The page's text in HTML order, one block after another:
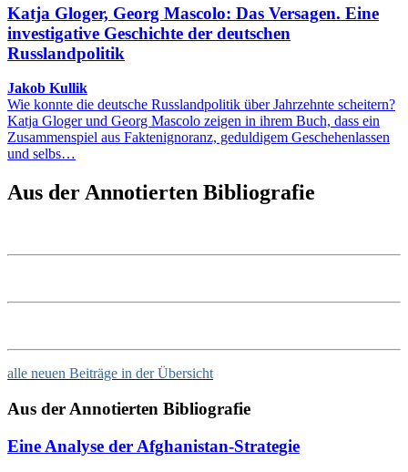
Katja Gloger, Georg Mascolo: Das Versagen. Eine
investigative Geschichte der deutschen
Russlandpolitik
Jakob Kullik
Wie konnte die deutsche Russlandpolitik über Jahrzehnte scheitern?
Katja Gloger und Georg Mascolo zeigen in ihrem Buch, dass ein
Zusammenspiel aus Faktenignoranz, geduldigem Geschehenlassen
und selbs…
Aus der Annotierten Bibliografie
alle neuen Beiträge in der Übersicht
Aus der Annotierten Bibliografie
Eine Analyse der Afghanistan-Strategie